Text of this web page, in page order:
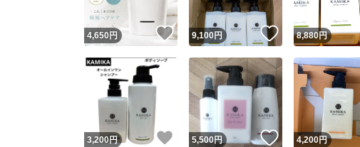
4,650円 いいね！
9,100円 いいね！
8,880円
3,200円 いいね！
5,500円 いいね！
4,200円